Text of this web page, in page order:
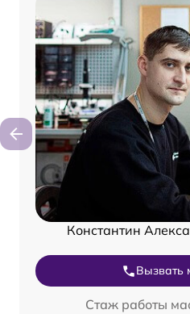
Константин
Вызвать
Стаж работы